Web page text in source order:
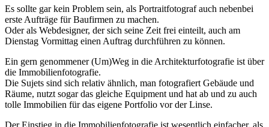
Es sollte gar kein Problem sein, als Portraitfotograf auch nebenbei
erste Aufträge für Baufirmen zu machen.
Oder als Webdesigner, der sich seine Zeit frei einteilt, auch am
Dienstag Vormittag einen Auftrag durchführen zu können.
Ein gern genommener (Um)Weg in die Architekturfotografie ist über
die Immobilienfotografie.
Die Sujets sind sich relativ ähnlich, man fotografiert Gebäude und
Räume, nutzt sogar das gleiche Equipment und hat ab und zu auch
tolle Immobilien für das eigene Portfolio vor der Linse.